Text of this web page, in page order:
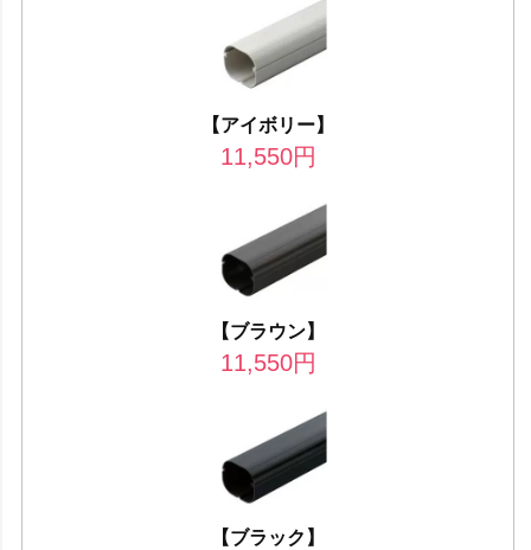
【アイボリー】
11,550円
【ブラウン】
11,550円
【ブラック】